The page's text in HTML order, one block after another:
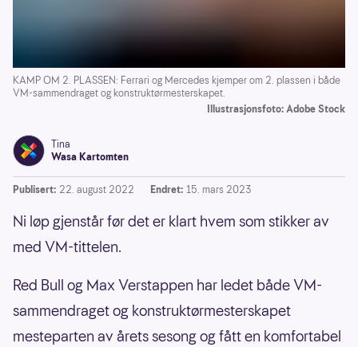
KAMP OM 2. PLASSEN: Ferrari og Mercedes kjemper om 2. plassen i både
VM-sammendraget og konstruktørmesterskapet.
Illustrasjonsfoto: Adobe Stock
Tina
Wasa Kartomten
Publisert: 22. august 2022 Endret: 15. mars 2023
Ni løp gjenstår før det er klart hvem som stikker av
med VM-tittelen.
Red Bull og Max Verstappen har ledet både VM-
sammendraget og konstruktørmesterskapet
mesteparten av årets sesong og fått en komfortabel